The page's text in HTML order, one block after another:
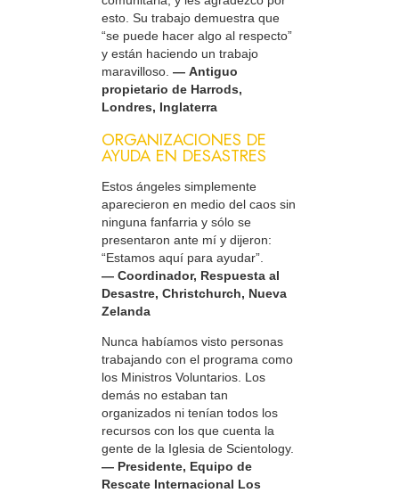
esto. Su trabajo demuestra que
“se puede hacer algo al respecto”
y están haciendo un trabajo
maravilloso. — Antiguo
propietario de Harrods,
Londres, Inglaterra
ORGANIZACIONES DE
AYUDA EN DESASTRES
Estos ángeles simplemente
aparecieron en medio del caos sin
ninguna fanfarria y sólo se
presentaron ante mí y dijeron:
“Estamos aquí para ayudar”.
— Coordinador, Respuesta al
Desastre, Christchurch, Nueva
Zelanda
Nunca habíamos visto personas
trabajando con el programa como
los Ministros Voluntarios. Los
demás no estaban tan
organizados ni tenían todos los
recursos con los que cuenta la
gente de la Iglesia de Scientology.
— Presidente, Equipo de
Rescate Internacional Los